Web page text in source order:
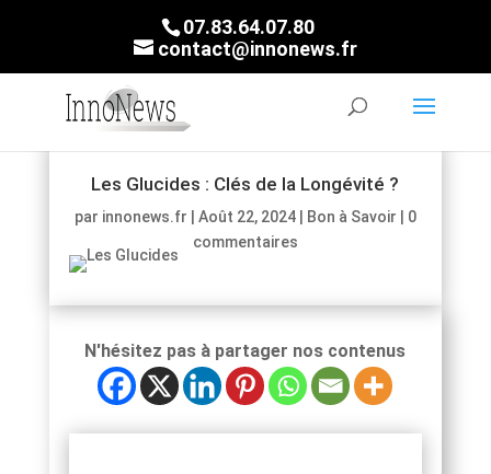
07.83.64.07.80
contact@innonews.fr
Les Glucides : Clés de la Longévité ?
par innonews.fr Août 22, 2024| Bon à Savoir
0
commentaires
N'hésitez pas à partager nos contenus